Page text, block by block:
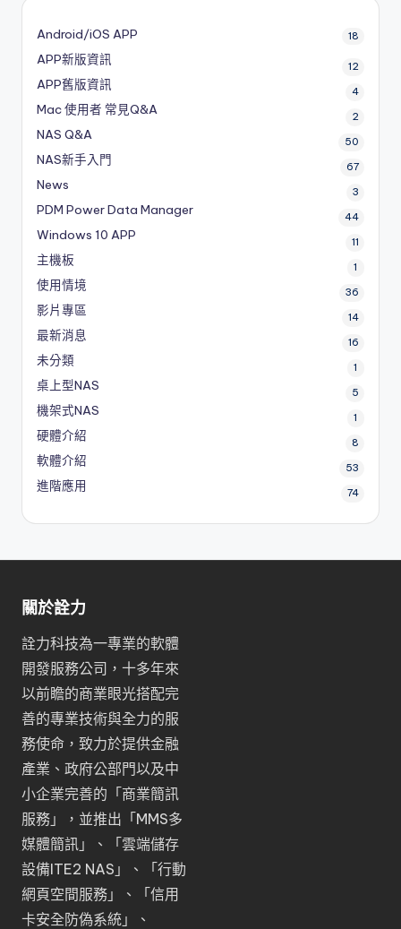
Android/iOS APP 18
APP新版資訊 12
APP舊版資訊 4
Mac 使用者 常見Q&A 2
NAS Q&A 50
NAS新手入門 67
News 3
PDM Power Data Manager 44
Windows 10 APP 11
主機板 1
使用情境 36
影片專區 14
最新消息 16
未分類 1
桌上型NAS 5
機架式NAS 1
硬體介紹 8
軟體介紹 53
進階應用 74
關於詮力
詮力科技為一專業的軟體
開發服務公司，十多年來
以前瞻的商業眼光搭配完
善的專業技術與全力的服
務使命，致力於提供金融
產業、政府公部門以及中
小企業完善的「商業簡訊
服務 」，並推出「MMS多
媒體簡訊 」、「雲端儲存
設備ITE2 NAS 」、「行動
網頁空間服務 」、「信用
卡安全防偽系統 」、